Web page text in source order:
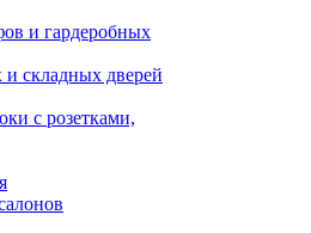
и гардеробных
складных дверей
с розетками,